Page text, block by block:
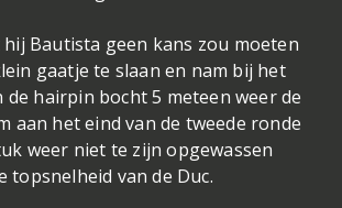
Bautista geen kans zou moeten
gaatje te slaan en nam bij het
de hairpin bocht 5 meteen weer de
aan het eind van de tweede ronde
weer niet te zijn opgewassen
topsnelheid van de Duc.